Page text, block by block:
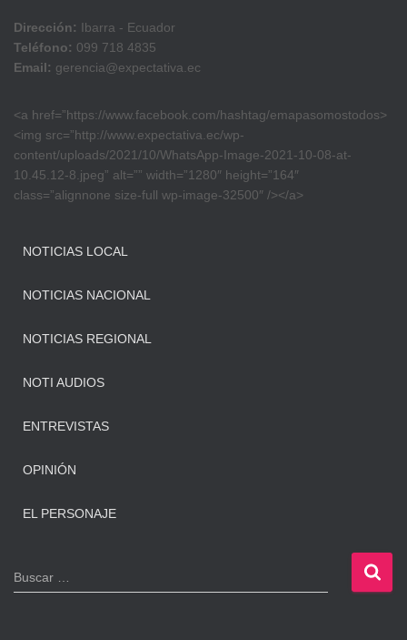
Dirección: Ibarra - Ecuador
Teléfono: 099 718 4835
Email: gerencia@expectativa.ec
<a href=”https://www.facebook.com/hashtag/emapasomostodos>
<img src=”http://www.expectativa.ec/wp-
content/uploads/2021/10/WhatsApp-Image-2021-10-08-at-
10.45.12-8.jpeg” alt=”” width=”1280″ height=”164″
class=”alignnone size-full wp-image-32500″ /></a>
NOTICIAS LOCAL
NOTICIAS NACIONAL
NOTICIAS REGIONAL
NOTI AUDIOS
ENTREVISTAS
OPINIÓN
EL PERSONAJE
B
u
Buscar …